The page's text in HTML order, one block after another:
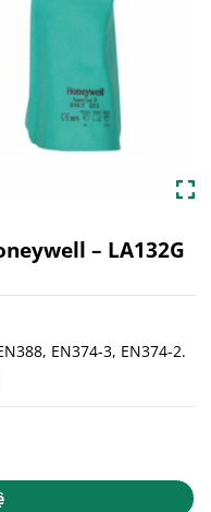
– LA132G
EN374-3, EN374-2.